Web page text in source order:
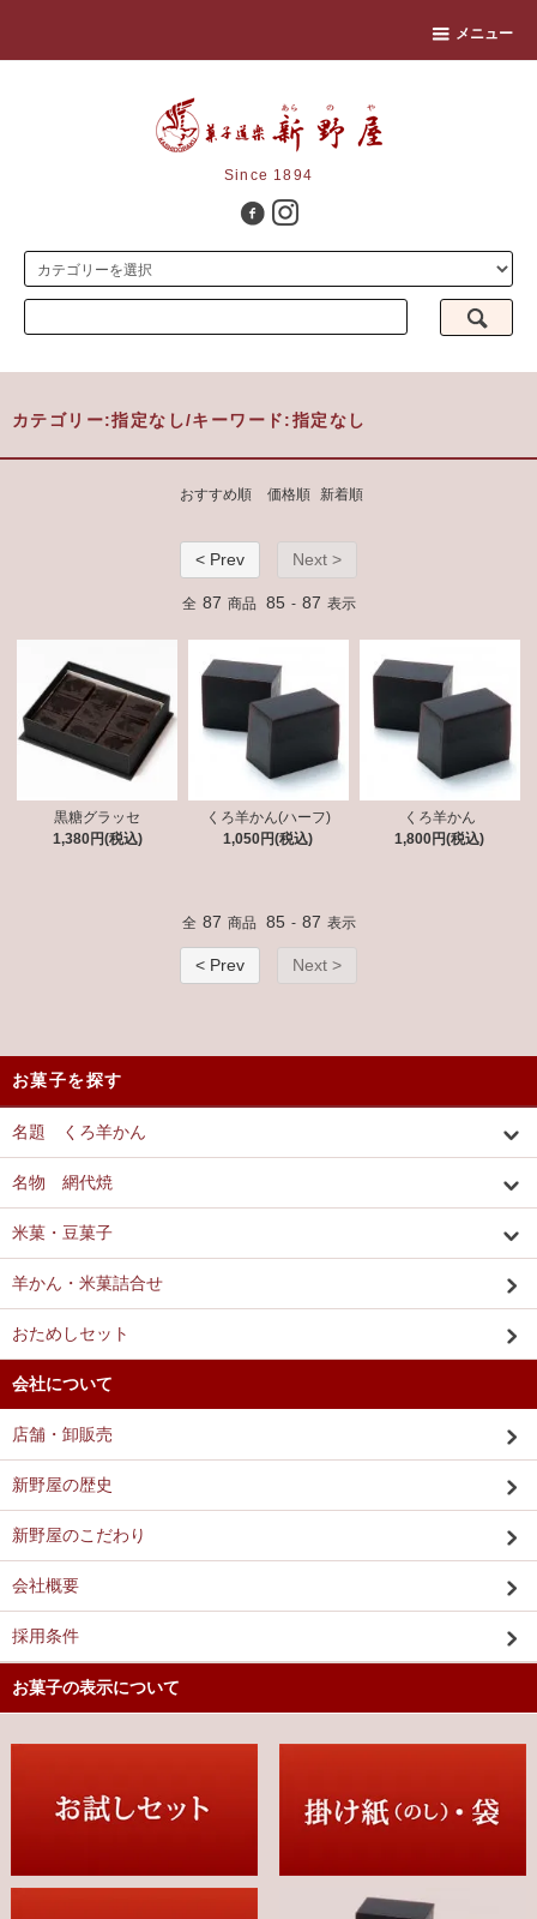
メニュー
Since 1894
カテゴリー:指定なし/キーワード:指定なし
おすすめ順 価格順 新着順
< Prev Next >
全 87 商品 85 - 87 表示
黒糖グラッセ
1,380円(税込)
くろ羊かん(ハーフ)
1,050円(税込)
くろ羊かん
1,800円(税込)
全 87 商品 85 - 87 表示
< Prev Next >
お菓子を探す
名題 くろ羊かん
名物 網代焼
米菓・豆菓子
羊かん・米菓詰合せ
おためしセット
会社について
店舗・卸販売
新野屋の歴史
新野屋のこだわり
会社概要
採用条件
お菓子の表示について